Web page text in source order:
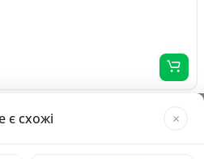
є схожі ×